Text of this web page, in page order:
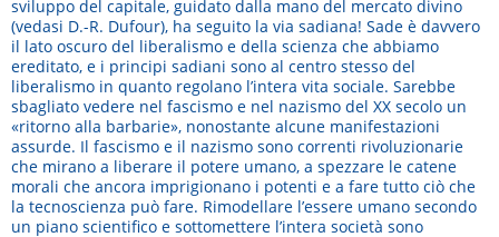
sviluppo del capitale, guidato dalla mano del mercato divino
(vedasi D.-R. Dufour), ha seguito la via sadiana! Sade è davvero
il lato oscuro del liberalismo e della scienza che abbiamo
ereditato, e i principi sadiani sono al centro stesso del
liberalismo in quanto regolano l’intera vita sociale. Sarebbe
sbagliato vedere nel fascismo e nel nazismo del XX secolo un
«ritorno alla barbarie», nonostante alcune manifestazioni
assurde. Il fascismo e il nazismo sono correnti rivoluzionarie
che mirano a liberare il potere umano, a spezzare le catene
morali che ancora imprigionano i potenti e a fare tutto ciò che
la tecnoscienza può fare. Rimodellare l’essere umano secondo
un piano scientifico e sottomettere l’intera società sono